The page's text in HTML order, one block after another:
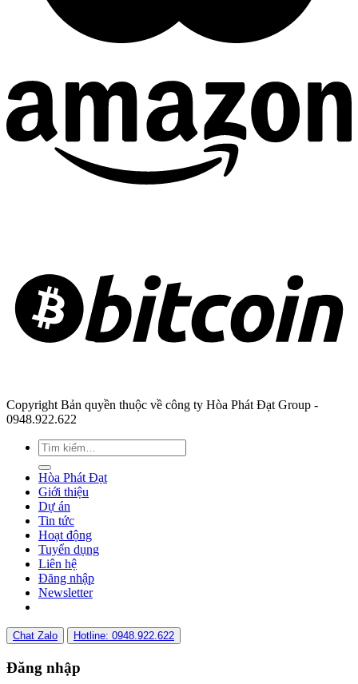
Copyright Bản quyền thuộc về công ty Hòa Phát Đạt Group -
0948.922.622
Hòa Phát Đạt
Giới thiệu
Dự án
Tin tức
Hoạt động
Tuyển dụng
Liên hệ
Đăng nhập
Newsletter
Chat Zalo Hotline: 0948.922.622
Đăng nhập